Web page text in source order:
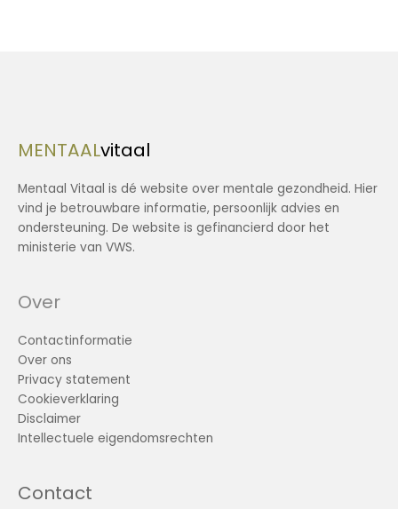
MENTAALvitaal
Mentaal Vitaal is dé website over mentale gezondheid. Hier
vind je betrouwbare informatie, persoonlijk advies en
ondersteuning. De website is gefinancierd door het
ministerie van VWS.
Over
Contactinformatie
Over ons
Privacy statement
Cookieverklaring
Disclaimer
Intellectuele eigendomsrechten
Contact